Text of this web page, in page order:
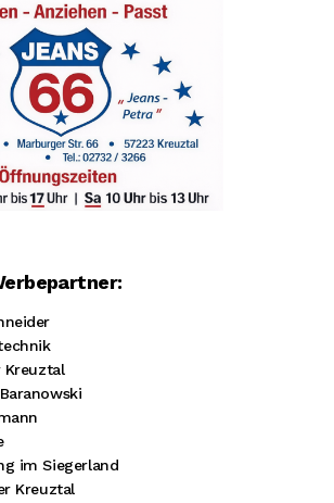
Kreuztal
im Siegerland
Kreuztal